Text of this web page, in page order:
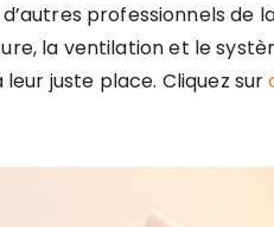
professionnels de
la ventilation et le
juste place. Cliquez sur